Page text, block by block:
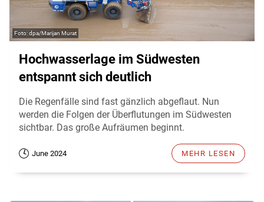
dpa/Marijan Murat
Hochwasserlage im Südwesten
entspannt sich deutlich
Die Regenfälle sind fast gänzlich abgeflaut. Nun
werden die Folgen der Überflutungen im Südwesten
sichtbar. Das große Aufräumen beginnt.
June 2024 MEHR LESEN